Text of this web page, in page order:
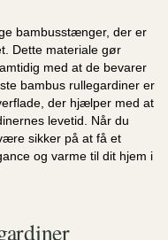
bambusstænger, der er
Dette materiale gør
med at de bevarer
bambus rullegardiner er
der hjælper med at
levetid. Når du
sikker på at få et
og varme til dit hjem i